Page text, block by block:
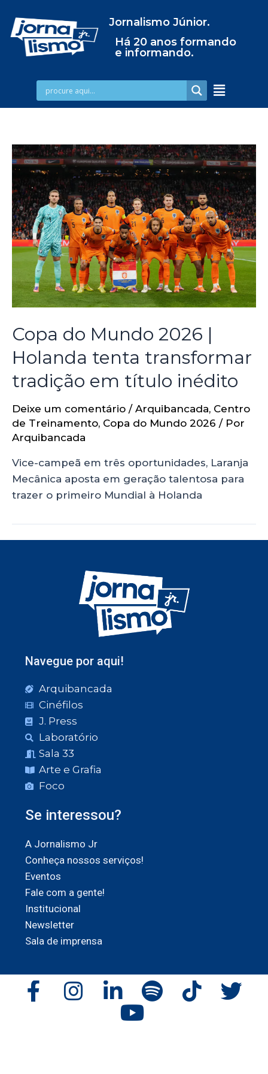
Jornalismo Júnior.
Há 20 anos formando
e informando.
Copa do Mundo 2026 |
Holanda tenta transformar
tradição em título inédito
Deixe um comentário / Arquibancada, Centro
de Treinamento, Copa do Mundo 2026 / Por
Arquibancada
Vice-campeã em três oportunidades, Laranja
Mecânica aposta em geração talentosa para
trazer o primeiro Mundial à Holanda
Navegue por aqui!
Arquibancada
Cinéfilos
J. Press
Laboratório
Sala 33
Arte e Grafia
Foco
Se interessou?
A Jornalismo Jr
Conheça nossos serviços!
Eventos
Fale com a gente!
Institucional
Newsletter
Sala de imprensa